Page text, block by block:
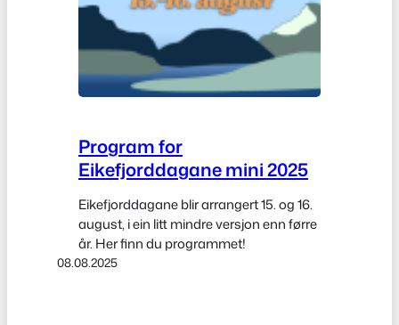
Program for
Eikefjorddagane mini 2025
Eikefjorddagane blir arrangert 15. og 16.
august, i ein litt mindre versjon enn førre
år. Her finn du programmet!
08.08.2025